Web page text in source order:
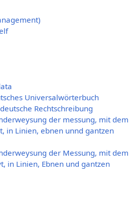
Universalwörterbuch
Rechtschreibung
der messung, mit dem
in Linien, ebnen unnd gantzen
der Messung, mit dem
in Linien, Ebnen und gantzen